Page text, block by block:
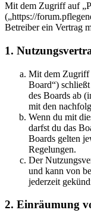
Mit dem Zugriff auf
(„https://
Betreiber ein Vertrag
1.
Mit dem Zugriff
Board“)
des Boards ab
mit den
Wenn du mit
darfst du das
Boards gelten
Regelungen.
Der
und kann von
jederzeit
2. Einräumung